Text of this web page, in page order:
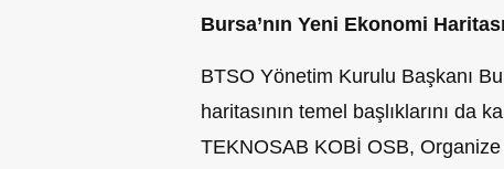
Bursa’nın Yeni Ekonomi
BTSO Yönetim Kurulu Başkanı
haritasının temel başlıklarını da
TEKNOSAB KOBİ OSB,